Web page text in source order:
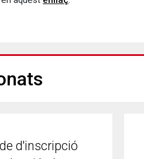
d'inscripció